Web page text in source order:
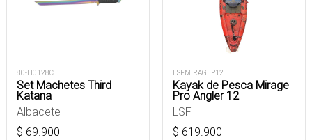
80-H0128C
Set Machetes Third
Katana
Albacete
$ 69.900
LSFMIRAGEP12
Kayak de Pesca Mirage
Pro Angler 12
LSF
$ 619.900